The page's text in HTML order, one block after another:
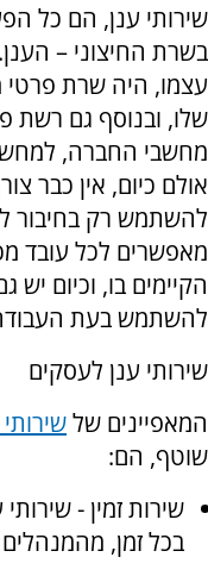
שירותי ענן, הם כל
בשרת החיצוני –
עצמו, היה שרת
שלו, ובנוסף גם רשת
מחשבי החברה,
אולם כיום, אין כבר
להשתמש רק בחיבור
מאפשרים לכל עובד
הקיימים בו, וכיום יש
להשתמש בעת
שירותי ענן לעסקים
המאפיינים של
שוטף, הם:
שירות זמין -
בכל זמן,